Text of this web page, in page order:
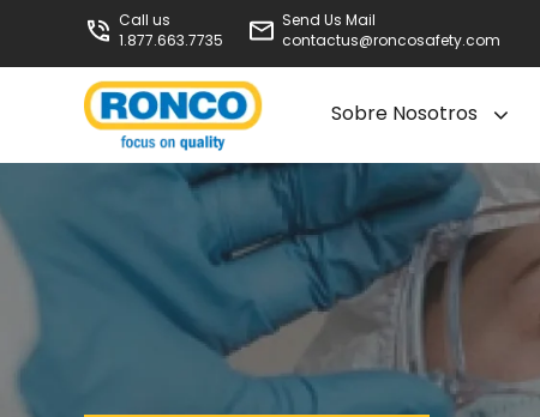
Call us
1.877.663.7735
Send Us Mail
contactus@roncosafety.com
Sobre Nosotros